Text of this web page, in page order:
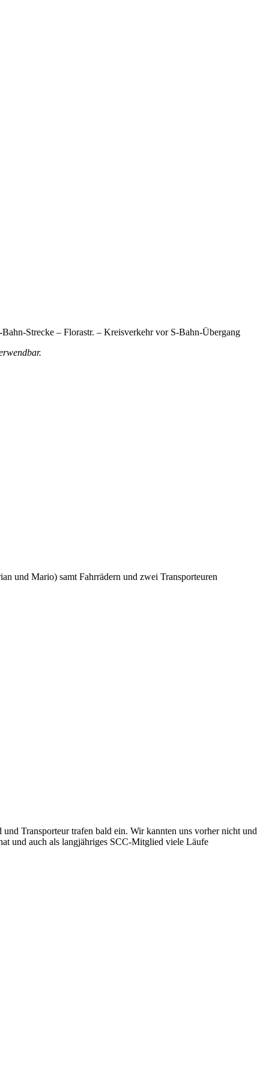
Strecke – Florastr. – Kreisverkehr vor S-Bahn-Übergang
und Mario) samt Fahrrädern und zwei Transporteuren
Transporteur trafen bald ein. Wir kannten uns vorher nicht und
und auch als langjähriges SCC-Mitglied viele Läufe